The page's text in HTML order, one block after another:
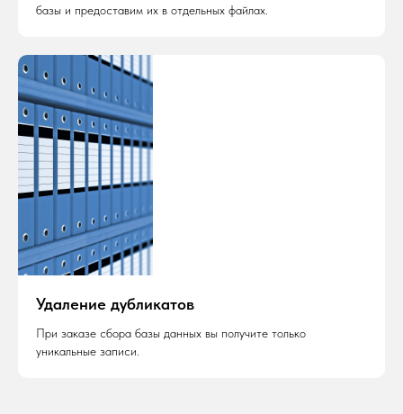
базы и предоставим их в отдельных файлах.
Удаление дубликатов
При заказе сбора базы данных вы получите только
уникальные записи.